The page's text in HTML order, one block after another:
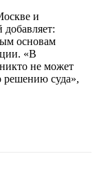
и
основам
«В
не может
решению суда»,